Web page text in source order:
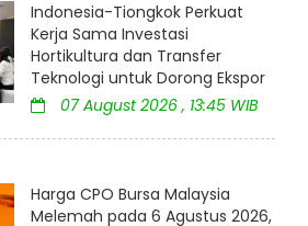
Indonesia-Tiongkok Perkuat
Kerja Sama Investasi
Hortikultura dan Transfer
Teknologi untuk Dorong Ekspor
07 August 2026 , 13:45 WIB
Harga CPO Bursa Malaysia
Melemah pada 6 Agustus 2026,